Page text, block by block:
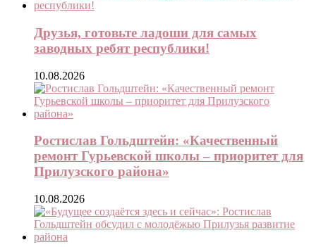
Друзья, готовьте ладоши для самых
заводных ребят республики!
10.08.2026
Ростислав Гольдштейн: «Качественный
ремонт Гурьевской школы – приоритет для
Прилузского района»
10.08.2026